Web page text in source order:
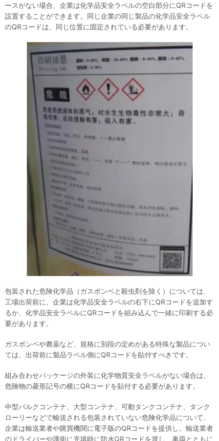
ースがない場合、企業は化学品安全ラベルの空白部分にQRコードを
設置することができます。同じ企業の同じ製品の化学品安全ラベル
のQRコードは、同じ位置に固定されている必要があります。
包装された危険化学品（ガスボンベと殺虫剤を除く）については、
工場出荷前に、企業は化学品安全ラベルの右下にQRコードを追加す
るか、化学品安全ラベルにQRコードを組み込んで一緒に印刷する必
要があります。
ガスボンベや農薬など、規格に別段の定めがある特殊な製品につい
ては、出荷前に製品ラベル側にQRコードを貼付すべきです。
組み合わせパッケージの外装に化学物質安全ラベルがない場合は、
危険物の菱形記号の横にQRコードを貼付する必要があります。
中型バルクコンテナ、大型コンテナ、可動タンクコンテナ、タンク
ローリーなどで輸送される包装されていない危険化学品について、
企業は輸送業者や購買機関に電子版のQRコードを提供し、輸送業者
のドライバーや護衛に充填時に防水QRコードを渡し、車両とともに